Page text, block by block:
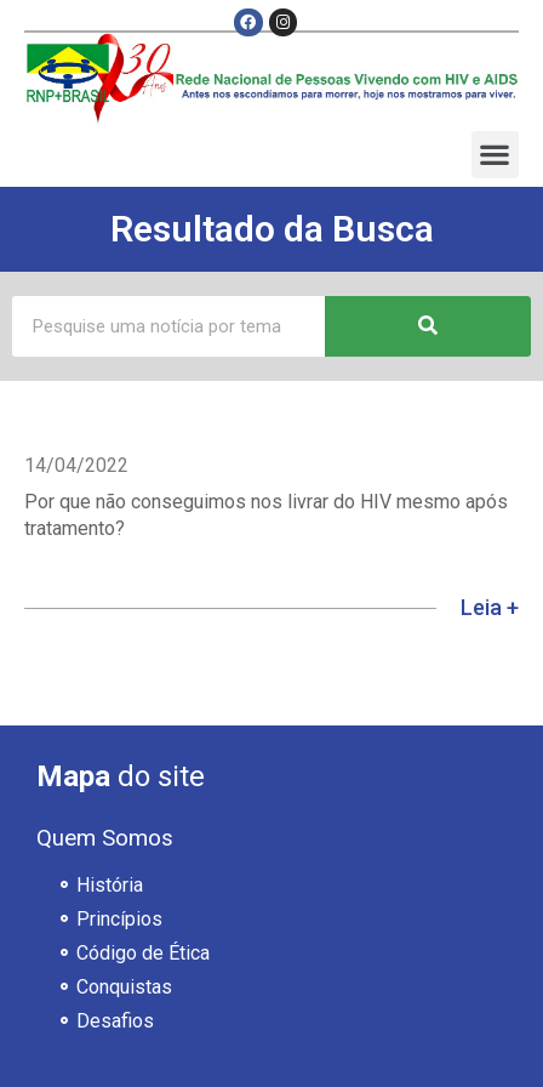
Resultado da Busca
14/04/2022
Por que não conseguimos nos livrar do HIV mesmo após
tratamento?
Leia +
Mapa do site
Quem Somos
História
Princípios
Código de Ética
Conquistas
Desafios